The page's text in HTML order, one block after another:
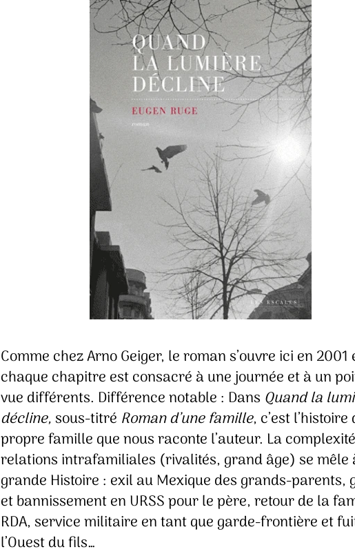
Comme chez Arno Geiger, le roman s’ouvre ici en 2001
chaque chapitre est consacré à une journée et à un
vue différents. Différence notable : Dans Quand la
décline,sous-titré Roman d’une famille, c’est l’histoire
propre famille que nous raconte l’auteur. La
relations intrafamiliales (rivalités, grand âge) se mêle
grande Histoire : exil au Mexique des grands-parents,
et bannissement en URSS pour le père, retour de la
RDA, service militaire en tant que garde-frontière et
l’Ouest du fils…